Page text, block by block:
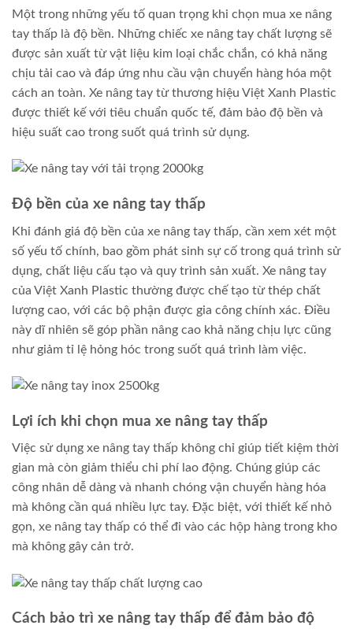
Một trong những yếu tố quan trọng khi chọn mua xe nâng
tay thấp là độ bền. Những chiếc xe nâng tay chất lượng sẽ
được sản xuất từ vật liệu kim loại chắc chắn, có khả năng
chịu tải cao và đáp ứng nhu cầu vận chuyển hàng hóa một
cách an toàn. Xe nâng tay từ thương hiệu Việt Xanh Plastic
được thiết kế với tiêu chuẩn quốc tế, đảm bảo độ bền và
hiệu suất cao trong suốt quá trình sử dụng.
Độ bền của xe nâng tay thấp
Khi đánh giá độ bền của xe nâng tay thấp, cần xem xét một
số yếu tố chính, bao gồm phát sinh sự cố trong quá trình sử
dụng, chất liệu cấu tạo và quy trình sản xuất. Xe nâng tay
của Việt Xanh Plastic thường được chế tạo từ thép chất
lượng cao, với các bộ phận được gia công chính xác. Điều
này dĩ nhiên sẽ góp phần nâng cao khả năng chịu lực cũng
như giảm tỉ lệ hỏng hóc trong suốt quá trình làm việc.
Lợi ích khi chọn mua xe nâng tay thấp
Việc sử dụng xe nâng tay thấp không chỉ giúp tiết kiệm thời
gian mà còn giảm thiểu chi phí lao động. Chúng giúp các
công nhân dễ dàng và nhanh chóng vận chuyển hàng hóa
mà không cần quá nhiều lực tay. Đặc biệt, với thiết kế nhỏ
gọn, xe nâng tay thấp có thể đi vào các hộp hàng trong kho
mà không gây cản trở.
Cách bảo trì xe nâng tay thấp để đảm bảo độ